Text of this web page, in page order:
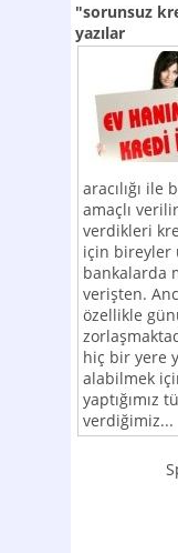
"sorunsuz
yazılar
aracılığı ile
amaçlı
verdikleri
için bireyler
bankalarda
verişten.
özellikle
hiç bir yere
alabilmek
yaptığımız
verdiğimiz...